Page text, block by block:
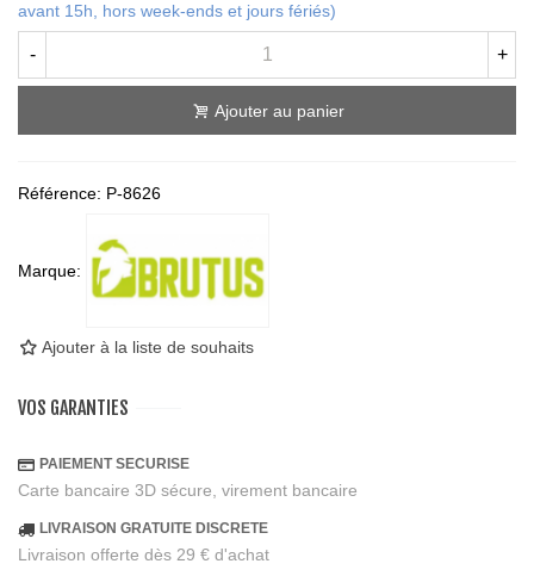
avant 15h, hors week-ends et jours fériés)
- +
Ajouter au panier
Référence: P-8626
Marque:
Ajouter à la liste de souhaits
VOS GARANTIES
PAIEMENT SECURISE
Carte bancaire 3D sécure, virement bancaire
LIVRAISON GRATUITE DISCRETE
Livraison offerte dès 29 € d'achat